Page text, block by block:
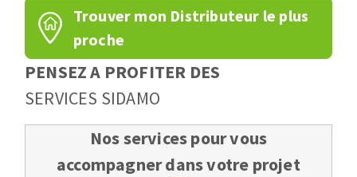
Trouver mon Distributeur le plus
proche
PENSEZ A PROFITER DES
SERVICES SIDAMO
Nos services pour vous
accompagner dans votre projet